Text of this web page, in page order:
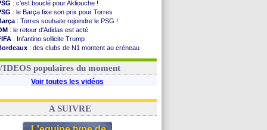
: c'est bouclé pour Akliouche !
: le Barça fixe son prix pour Torres
: Torres souhaite rejoindre le PSG !
: le retour d'Adidas est acté
: Infantino sollicite Trump
: des clubs de N1 montent au créneau
: le démenti de Leipzig pour Diomandé
populaires du moment
Voir toutes les vidéos
A SUIVRE